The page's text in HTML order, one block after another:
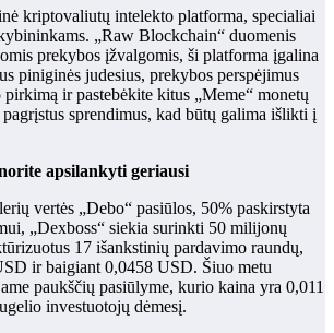
kriptovaliutų intelekto platforma, specialiai
„Raw Blockchain“ duomenis
prekybos įžvalgomis, ši platforma įgalina
piniginės judesius, prekybos perspėjimus
ir pastebėkite kitus „Meme“ monetų
sprendimus, kad būtų galima išlikti į
apsilankyti geriausi
vertės „Debo“ pasiūlos, 50% paskirstyta
„Dexboss“ siekia surinkti 50 milijonų
17 išankstinių pardavimo raundų,
ir baigiant 0,0458 USD. Šiuo metu
paukščių pasiūlyme, kurio kaina yra 0,011
investuotojų dėmesį.